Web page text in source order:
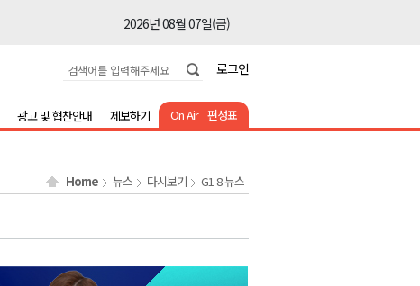
2026년 08월 07일(금)
2026년 08월 07일(금)
2026년 08월 07일(금)
2026년 08월 07일(금)
2026년 08월 07일(금)
로그인
On Air 편성표
광고 및 협찬안내 제보하기
Home 뉴스 다시보기 G1 8 뉴스